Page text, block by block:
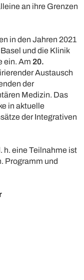
an ihre Grenzen
in den Jahren 2021
und die Klinik
ein. Am 20.
Austausch
der
Medizin. Das
in aktuelle
der Integrativen
h. eine Teilnahme ist
Programm und